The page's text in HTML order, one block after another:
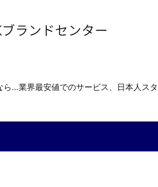
…業界最安値でのサービス、日本人ス